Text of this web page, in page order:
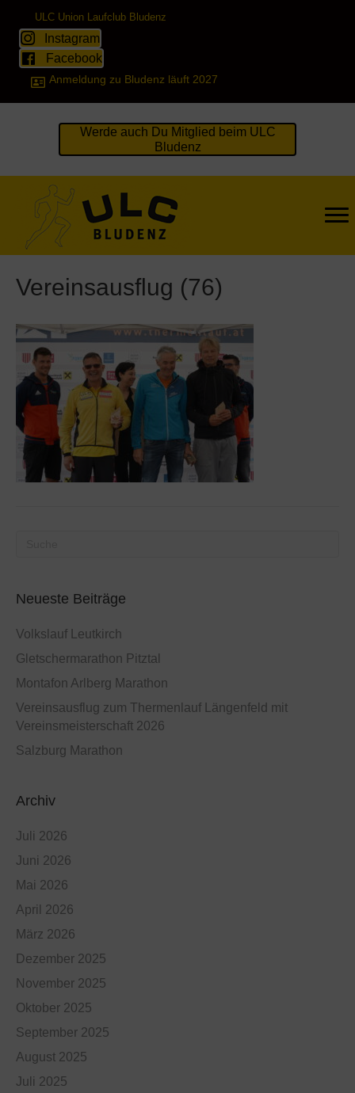
ULC Union Laufclub Bludenz
Instagram
Facebook
Anmeldung zu Bludenz läuft 2027
Werde auch Du Mitglied beim ULC
Bludenz
Vereinsausflug (76)
Neueste Beiträge
Volkslauf Leutkirch
Gletschermarathon Pitztal
Montafon Arlberg Marathon
Vereinsausflug zum Thermenlauf Längenfeld mit
Vereinsmeisterschaft 2026
Salzburg Marathon
Archiv
Juli 2026
Juni 2026
Mai 2026
April 2026
März 2026
Dezember 2025
November 2025
Oktober 2025
September 2025
August 2025
Juli 2025